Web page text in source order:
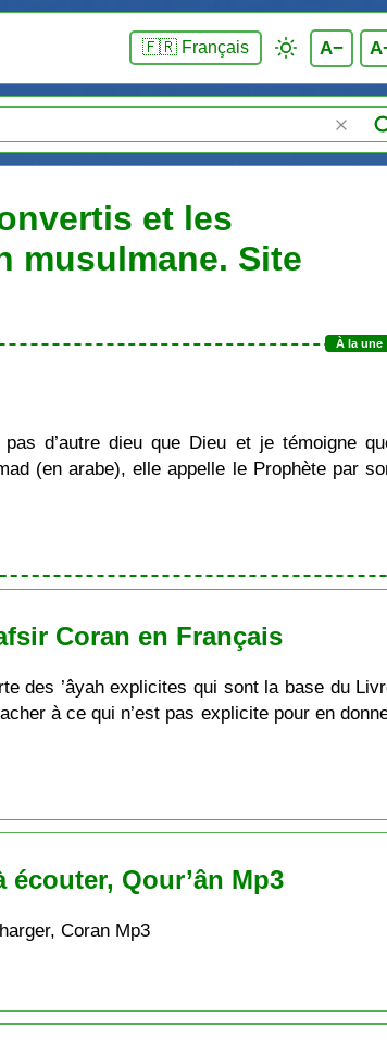
🇫🇷 Français A−
et les
musulmane. Site
d’autre dieu que Dieu et je témoigne
(en arabe), elle appelle le Prophète par
Coran en Français
des ’âyah explicites qui sont la base du
à ce qui n’est pas explicite pour en
Qour’ân Mp3
Coran Mp3